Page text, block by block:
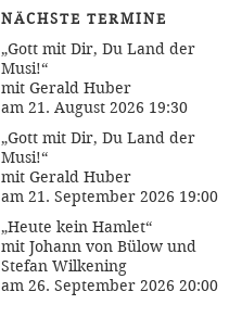
NÄCHSTE TERMINE
„Gott mit Dir, Du Land der
Musi!“
mit Gerald Huber
am 21. August 2026 19:30
„Gott mit Dir, Du Land der
Musi!“
mit Gerald Huber
am 21. September 2026 19:00
„Heute kein Hamlet“
mit Johann von Bülow und
Stefan Wilkening
am 26. September 2026 20:00